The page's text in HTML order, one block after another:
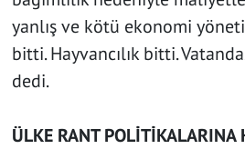
yanlış ve kötü ekonomi
bitti. Hayvancılık bitti.
dedi.
ÜLKE RANT POLİTİKALARINA